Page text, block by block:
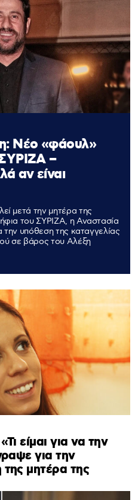
Νέο «φάουλ»
–
αν είναι
μετά την μητέρα της
του ΣΥΡΙΖΑ, η Αναστασία
την υπόθεση της καταγγελίας
σε βάρος του Αλέξη
είμαι για να την
για την
μητέρα της